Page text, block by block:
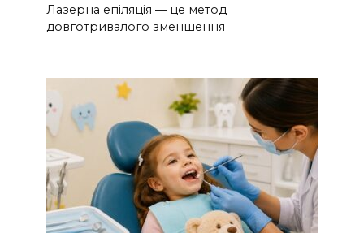
Лазерна епіляція — це метод
довготривалого зменшення